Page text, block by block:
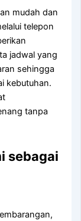
mudah dan
telepon
jadwal yang
sehingga
kebutuhan.
tanpa
sebagai